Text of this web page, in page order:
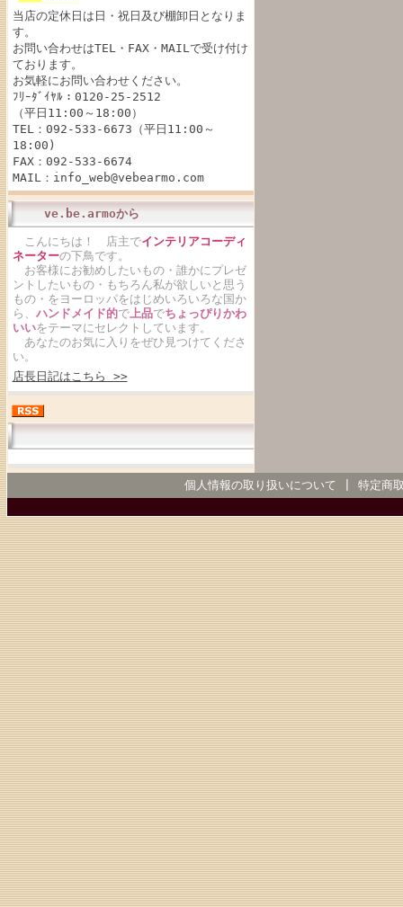
当店の定休日は日・祝日及び棚卸日となりま
す。
お問い合わせはTEL・FAX・MAILで受け付け
ております。
お気軽にお問い合わせください。
ﾌﾘｰﾀﾞｲﾔﾙ：0120-25-2512
（平日11:00～18:00）
TEL：092-533-6673（平日11:00～
18:00)
FAX：092-533-6674
MAIL：info_web@vebearmo.com
ve.be.armoから
こんにちは！ 店主でインテリアコーディ
ネーターの下鳥です。
お客様にお勧めしたいもの・誰かにプレゼ
ントしたいもの・もちろん私が欲しいと思う
もの・をヨーロッパをはじめいろいろな国か
ら、 ハンドメイド的で上品でちょっぴりかわ
いいをテーマにセレクトしています。
あなたのお気に入りをぜひ見つけてくださ
い。
店長日記はこちら >>
個人情報の取り扱いについて 特定商